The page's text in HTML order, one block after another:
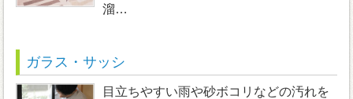
溜…
ガラス・サッシ
目立ちやすい雨や砂ボコリなどの汚れを